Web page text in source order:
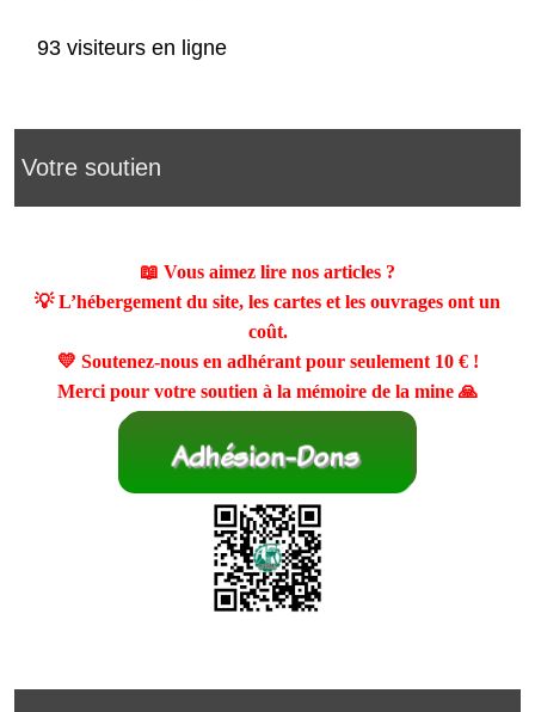
93 visiteurs en ligne
Votre soutien
📖 Vous aimez lire nos articles ?
💡 L’hébergement du site, les cartes et les ouvrages ont un
coût.
💛 Soutenez-nous en adhérant pour seulement 10 €!
Merci pour votre soutien à la mémoire de la mine 🙏